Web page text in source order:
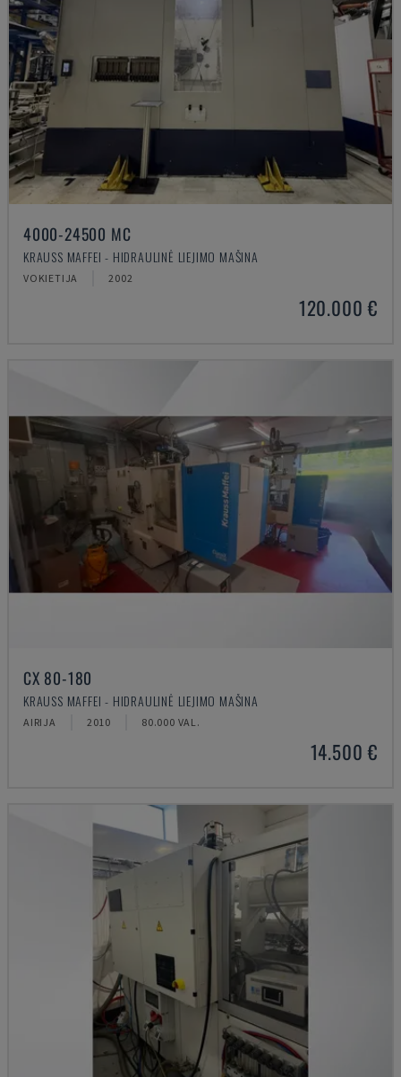
4000-24500 MC
KRAUSS MAFFEI - HIDRAULINĖ LIEJIMO MAŠINA
VOKIETIJA 2002
120.000 €
CX 80-180
KRAUSS MAFFEI - HIDRAULINĖ LIEJIMO MAŠINA
AIRIJA 2010 80.000 VAL.
14.500 €